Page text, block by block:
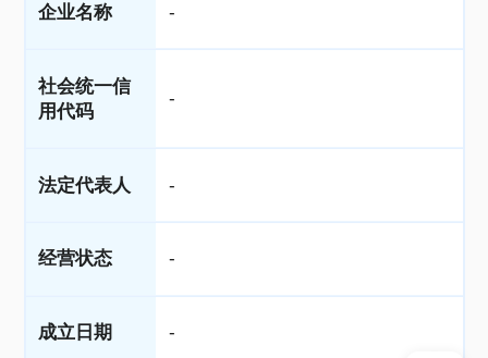
企业名称 -
社会统一信
用代码
-
法定代表人 -
经营状态 -
成立日期 -